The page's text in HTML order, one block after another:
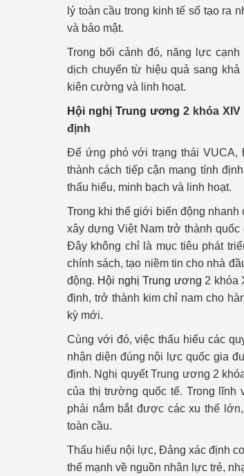
lý toàn cầu trong kinh tế số tạo ra
và bảo mật.
Trong bối cảnh đó, năng lực
dịch chuyển từ hiệu quả sang
kiên cường và linh hoạt.
Hội nghị Trung ương 2 khóa
định
Để ứng phó với trạng thái VUCA,
thành cách tiếp cận mang tính
thấu hiểu, minh bạch và linh hoạt.
Trong khi thế giới biến động
xây dựng Việt Nam trở thành
Đây không chỉ là mục tiêu phát
chính sách, tạo niềm tin cho nhà
động. Hội nghị Trung ương 2 khóa
định, trở thành kim chỉ nam cho
kỳ mới.
Cùng với đó, việc thấu hiểu các
nhận diện đúng nội lực quốc gia
định. Nghị quyết Trung ương 2
của thị trường quốc tế. Trong lĩnh
phải nắm bắt được các xu thế
toàn cầu.
Thấu hiểu nội lực, Đảng xác định
thế mạnh về nguồn nhân lực trẻ,